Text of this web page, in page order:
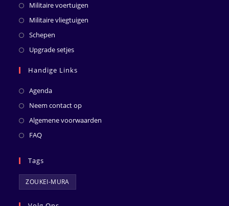
Militaire voertuigen
Militaire vliegtuigen
Schepen
Upgrade setjes
Handige Links
Agenda
Neem contact op
Algemene voorwaarden
FAQ
Tags
ZOUKEI-MURA